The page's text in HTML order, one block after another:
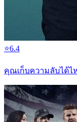
⭐6.4
คุณเก็บความลับได้ไหม